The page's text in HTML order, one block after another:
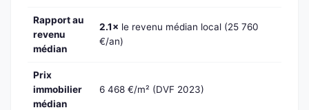
Rapport au
revenu
médian
2.1× le revenu médian local (25 760
€/an)
Prix
immobilier
médian
6 468 €/m² (DVF 2023)